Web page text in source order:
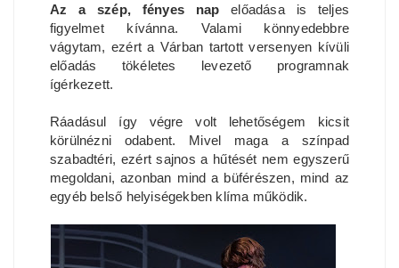
Az a szép, fényes nap előadása is teljes
figyelmet kívánna. Valami könnyedebbre
vágytam, ezért a Várban tartott versenyen kívüli
előadás tökéletes levezető programnak
ígérkezett.
Ráadásul így végre volt lehetőségem kicsit
körülnézni odabent. Mivel maga a színpad
szabadtéri, ezért sajnos a hűtését nem egyszerű
megoldani, azonban mind a büférészen, mind az
egyéb belső helyiségekben klíma működik.